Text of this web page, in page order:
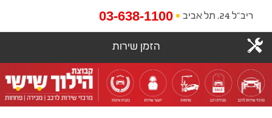
03-638-1100 ריב"ל 24, תל אביב
הזמן שירות